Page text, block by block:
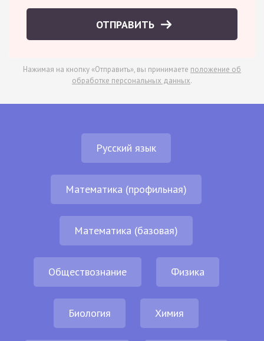
ОТПРАВИТЬ
Нажимая на кнопку «Отправить», вы принимаете положение об
обработке персональных данных.
Русский язык
Математика (профильная)
Математика (базовая)
Обществознание Физика
Биология Химия